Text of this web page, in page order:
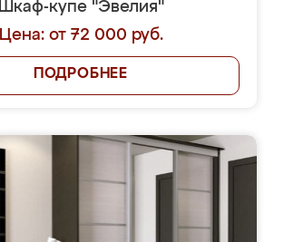
Шкаф-купе "Эвелия"
Цена: от 72 000 руб.
ПОДРОБНЕЕ